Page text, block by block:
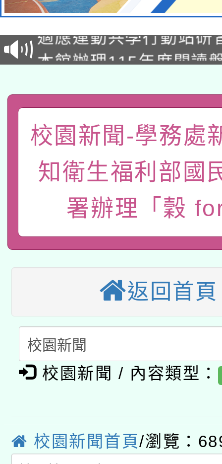
本校115學年度第2次
招甄選結果公告(無人
招)
本館辦理115年度閱讀
礎課程
A3數位素養講師名單
「數位內容與教學軟體
pilot」
薪期間赴陸應申請許可
轉知經濟部水利署委託
業技術研究院辦理「
用水績優單位及節水達
115年8月22日(星期六
本校115學年度第2次
招甄選結果公告(無人
適應運動共學行動站研
本館辦理115年度閱讀
暨閱讀推動專業研習
科技賦能─人工智慧
礎課程
A3數位素養講師名單
「數位內容與教學軟
薪期間赴陸應申請許可
業技術研究院辦理「
115年8月22日(星期六
校園新聞-學務處
知衛生福利部國
署辦理「穀
返回首頁
校園新聞 / 內容類型：
校園新聞首頁/瀏覽：